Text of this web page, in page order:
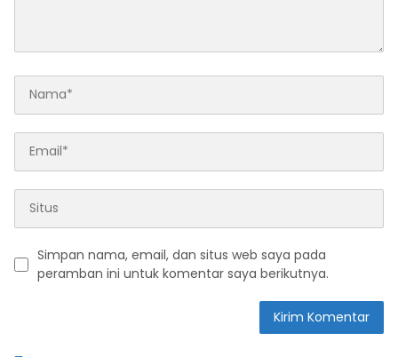
Simpan nama, email, dan situs web saya pada
peramban ini untuk komentar saya berikutnya.